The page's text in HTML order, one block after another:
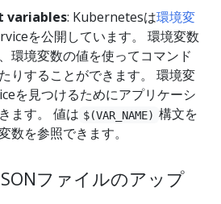
variables: Kubernetesは環境変
を公開しています。 環境変数
環境変数の値を使ってコマンド
りすることができます。 環境変
を見つけるためにアプリケーシ
ます。 値は $(VAR_NAME) 構文を
数を参照できます。
ファイルのアップ